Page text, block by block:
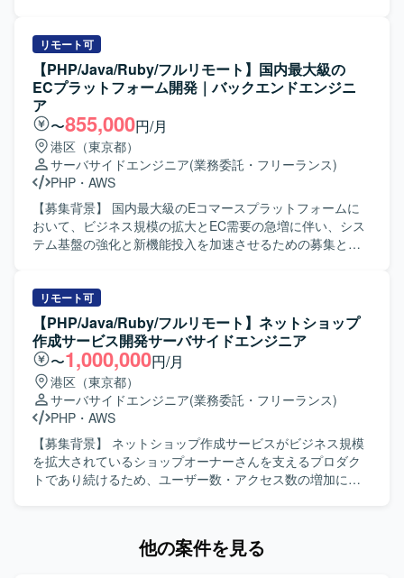
やビジョンに共感し、事業と顧客に近い距離で開発したい
と考えている方を求めています。変化の大きい環境を前向
きに楽しみながら、自ら課題を見つけて周囲を巻き込みつ
つ解決していける方にマッチします。AIを積極的に活用し
ながら開発プロセスを進化させることに興味があり、チー
ムとして成果にコミットできる方に参画していただきたい
と考えています。 【ポジションの魅力】 少数精鋭チームで
大きなトラフィックと複雑なドメインを扱う技術基盤に直
接関わることができます。AIレビュー前提の開発プロセス
など、AI Nativeな開発文化の最前線で働く経験を積むこと
ができます。技術基盤の刷新やPlatform Engineering、SRE
領域にも踏み込めるため、バックエンドエンジニアとして
パスも視野に入れて経験を積んでいただけます。 【開発環
境】 言語はGoを中心に、インフラにはGoogle
Cloud（Cloud Run、Cloud Spanner、Pub/Subなど）を利
用しています。通信にはgRPCとProtocol Buffersを用い、
CI/CDにはGitHub ActionsとCloud Buildを採用しています。
構成管理はTerraform、モニタリングはCloud Monitoring、
Cloud Logging、Cloud Trace、分析基盤にはBigQueryと
Looker Studioを活用しています。AI/LLMツールとして
Claude、Codex、Cursor、Gemini、GitHub Copilotなどを
利用し、GitHub、Slack、Notion、Figmaなどのツールと組
み合わせてアジャイル開発を行っています。
義からテストまで一連の工程に携わり、特にフロントエン
ド領域の設計・実装・テストを中心にご対応いただきま
す。 【求める人物像】 新規デジタルプロダクト開発に主体
的に関わり、チーム開発の中で自律的にコミュニケーショ
ンを取りながら開発を推進いただける方を求めています。
【ポジションの魅力】 学校教育現場のデジタル化を推進す
る社会的インパクトの大きいプロジェクトに関わっていた
だけます。 大規模ユーザーを想定したサービス開発に携わ
ることで、スケーラビリティやパフォーマンスを意識した
設計・開発の経験を積むことができます。 【開発環境】
Goを用いたWebアプリケーションとAWS環境を中心とした
開発体制で、RDBMSやGit/GitHubを利用したスクラム開発
リモート可
【PHP/Java/Ruby/フルリモート】国内最大級の
ECプラットフォーム開発｜バックエンドエンジニ
ア
〜855,000円/月
港区（東京都）
サーバサイドエンジニア(業務委託・フリーランス)
PHP ・ AWS
【募集背景】 国内最大級のEコマースプラットフォームに
おいて、ビジネス規模の拡大とEC需要の急増に伴い、シス
テム基盤の強化と新機能投入を加速させるための募集とな
中心に、機能開発の一気通貫したプロセスを担当していた
だきます。 ご経験や志向性に応じてフロントエンド領域も
お任せいたします。 ユーザーフィードバックに基づく機能
改善やUX向上に取り組んでいただきます。 本番環境のエラ
ー監視やパフォーマンスチューニングを行っていただきま
す。 日常的なリファクタリングを実施していただきます。
クラウドサービス（AWS/GCP等）の活用やコンテナ化な
ど、技術ドリブンな開発環境の整備・改善に取り組んでい
ただきます。 【求める人物像】 ユーザーのためにこだわり
を貫ける方を求めています。 新しい技術や未経験の領域に
も前向きに挑戦し、スピード感を持って吸収できる方を歓
けでなく、プロダクトの課題やコードレベルの課題など、
リモート可
【PHP/Java/Ruby/フルリモート】ネットショップ
作成サービス開発サーバサイドエンジニア
〜1,000,000円/月
港区（東京都）
サーバサイドエンジニア(業務委託・フリーランス)
PHP ・ AWS
【募集背景】 ネットショップ作成サービスがビジネス規模
を拡大されているショップオーナーさんを支えるプロダク
トであり続けるため、ユーザー数・アクセス数の増加に対
発プロジェクトにおけるアプリケーション開発をご担当い
他の案件を見る